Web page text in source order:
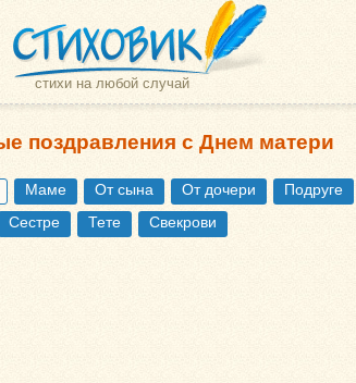
стихи на любой случай
поздравления с Днем матери
Маме От сына От дочери
Подруге
Сестре
Тете Свекрови